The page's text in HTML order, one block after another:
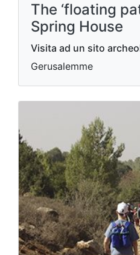
The ‘floating
Spring House
Visita ad un sito
Gerusalemme